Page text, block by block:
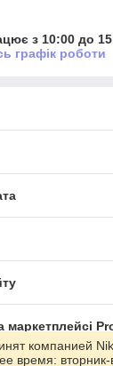
з 10:00 до
графік роботи
маркетплейсі
компанией
время: